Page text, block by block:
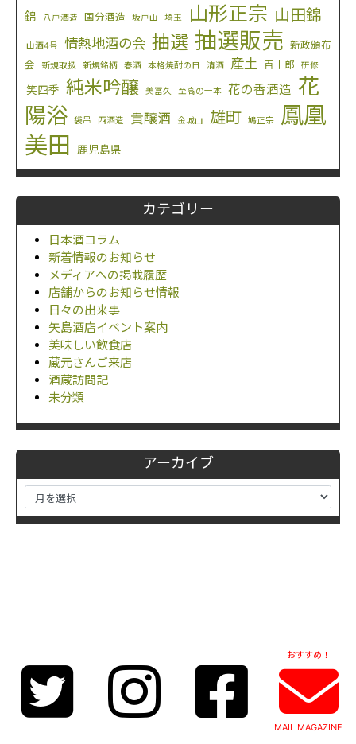
錦
八戸酒造 国分酒造 坂戸山 埼玉 山形正宗 山田錦
山酒4号 情熱地酒の会 抽選 抽選販売 新政頒布
会
新規取扱 新規銘柄 春酒 本格焼酎の日 清酒 産土 百十郎 研修
笑四季 純米吟醸 美冨久 至高の一本 花の香酒造 花
陽浴
袋吊 西酒造 貴醸酒 金城山 雄町 鳩正宗
鳳凰
美田
鹿児島県
カテゴリー
日本酒コラム
新着情報のお知らせ
メディアへの掲載履歴
店舗からのお知らせ情報
日々の出来事
矢島酒店イベント案内
美味しい飲食店
蔵元さんご来店
酒蔵訪問記
未分類
アーカイブ
おすすめ！
MAIL MAGAZINE